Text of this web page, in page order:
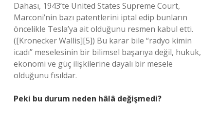
Dahası, 1943’te United States Supreme Court,
Marconi’nin bazı patentlerini iptal edip bunların
öncelikle Tesla’ya ait olduğunu resmen kabul etti.
([Kronecker Wallis][5]) Bu karar bile “radyo kimin
icadı” meselesinin bir bilimsel başarıya değil, hukuk,
ekonomi ve güç ilişkilerine dayalı bir mesele
olduğunu fısıldar.
Peki bu durum neden hâlâ değişmedi?